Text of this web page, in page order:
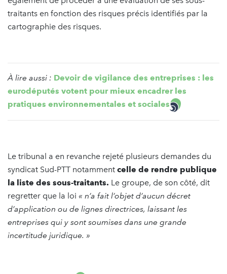
traitants en fonction des risques précis identifiés par la
cartographie des risques.
À lire aussi : Devoir de vigilance des entreprises : les
eurodéputés votent pour mieux encadrer les
pratiques environnementales et sociales
Le tribunal a en revanche rejeté plusieurs demandes du
syndicat Sud-PTT notamment celle de rendre publique
la liste des sous-traitants. Le groupe, de son côté, dit
regretter que la loi « n’a fait l’objet d’aucun décret
d’application ou de lignes directrices, laissant les
entreprises qui y sont soumises dans une grande
incertitude juridique. »